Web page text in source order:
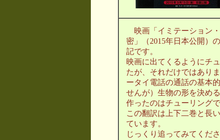
映画「イミテーション
密」（2015年日本公開）
記です。
映画に出てくるようにチ
たが、それだけではあり
ータイ電話の通話の基本
せんが）生物の形を決め
作ったのはチューリング
この翻訳は上下二巻と長
ています。
じっくり追ってみてくだ